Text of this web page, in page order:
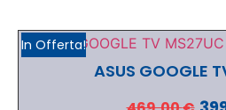
In Offerta!
ASUS GOOGLE